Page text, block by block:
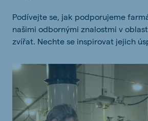
Podívejte se, jak podporujeme
našimi odbornými znalostmi v
zvířat. Nechte se inspirovat jejich